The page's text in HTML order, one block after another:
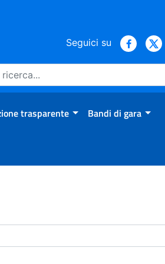
Seguici su
trasparente Bandi di gara